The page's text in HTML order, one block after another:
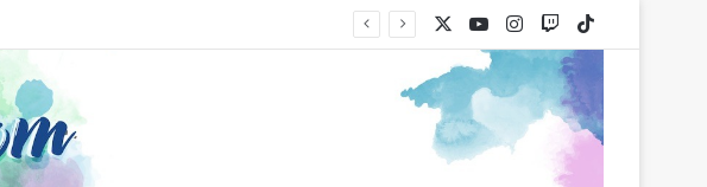
YouTubeInstagram
Twitch